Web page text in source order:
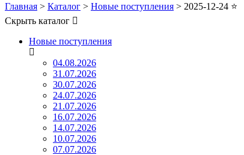
Главная > Каталог > Новые поступления > 2025-12-24 ⭐
Скрыть каталог
Новые поступления
04.08.2026
31.07.2026
30.07.2026
24.07.2026
21.07.2026
16.07.2026
14.07.2026
10.07.2026
07.07.2026